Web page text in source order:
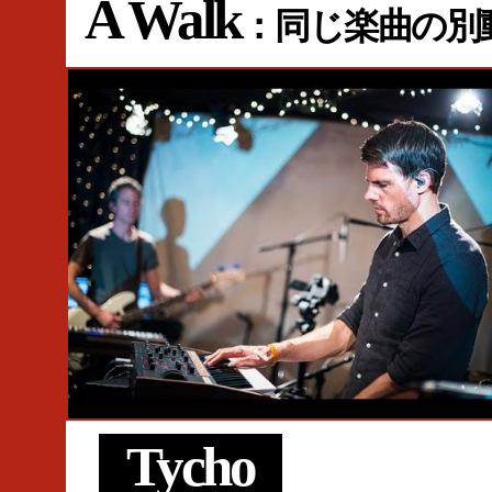
A Walk：同じ楽曲の別
#KEXP #Live on KEXP #Tycho #Scott Hansen
Tycho